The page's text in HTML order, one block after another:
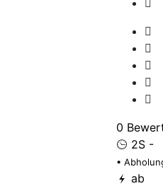
0
2S -
•
ab